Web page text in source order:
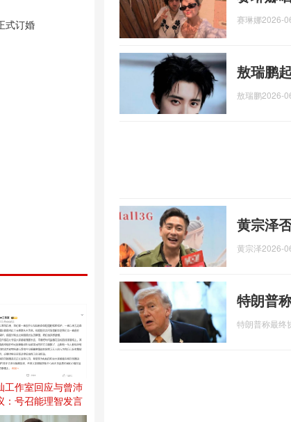
式订婚
工作室回应与曾沛
：号召能理智发言
赛琳娜2026-
敖瑞鹏
敖瑞鹏2026-
黄宗泽
黄宗泽2026-
特朗普
特朗普称最终